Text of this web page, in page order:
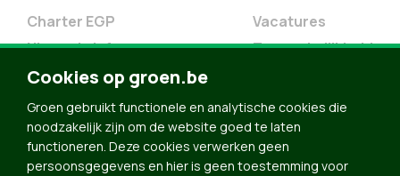
Charter EGP
Nieuwsbrief
Doe Mee
Contact
Groen in je buurt
Meldpunt
Vacatures
Toegankelijkheid
Cookies op groen.be
Groen gebruikt functionele en analytische cookies die
noodzakelijk zijn om de website goed te laten
functioneren. Deze cookies verwerken geen
persoonsgegevens en hier is geen toestemming voor